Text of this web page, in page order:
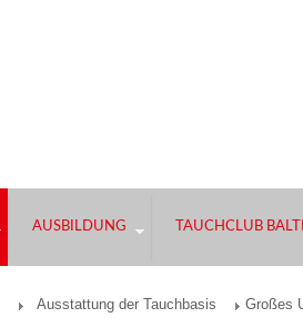
AUSBILDUNG TAUCHCLUB
Ausstattung der Tauchbasis Großes